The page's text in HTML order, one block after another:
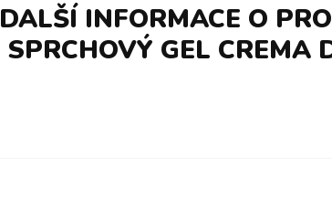
DALŠÍ INFORMACE O
SPRCHOVÝ GEL CREMA